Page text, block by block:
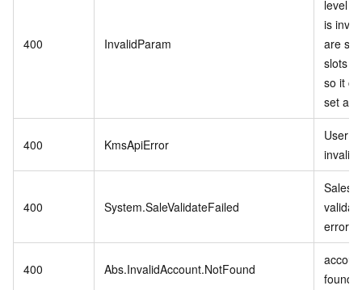
400 InvalidParam
level
is
are
slots
so it
set as
400 KmsApiError
User
invalid.
400 System.SaleValidateFailed
Sales
error.
400 Abs.InvalidAccount.NotFound
found.